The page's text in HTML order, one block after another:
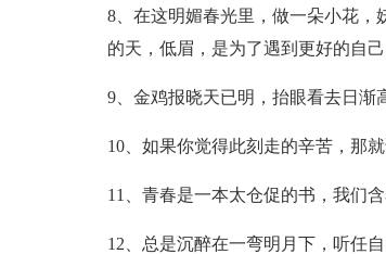
8、在这明媚春光里，做一朵小花，
的天，低眉，是为了遇到更好的自
9、金鸡报晓天已明，抬眼看去日渐
10、如果你觉得此刻走的辛苦，那
11、青春是一本太仓促的书，我们含
12、总是沉醉在一弯明月下，听任